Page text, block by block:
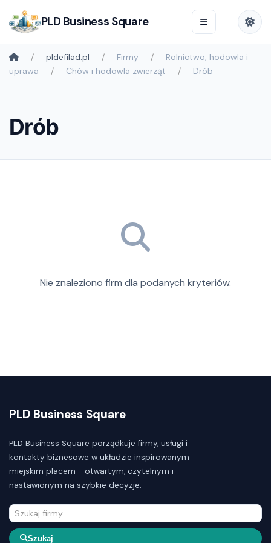
PLD Business Square
pldefilad.pl Firmy
Rolnictwo, hodowla i
uprawa
Chów i hodowla zwierząt Drób
Drób
Nie znaleziono firm dla podanych kryteriów.
PLD Business Square
PLD Business Square porządkuje firmy, usługi i
kontakty biznesowe w układzie inspirowanym
miejskim placem - otwartym, czytelnym i
nastawionym na szybkie decyzje.
Szukaj